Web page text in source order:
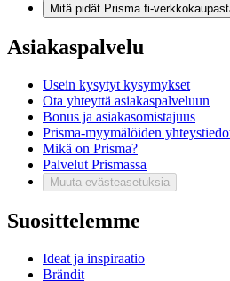
Mitä pidät Prisma.fi-
Asiakaspalvelu
Usein kysytyt kysymykset
Ota yhteyttä asiakaspalveluun
Bonus ja asiakasomistajuus
Prisma-myymälöiden
Mikä on Prisma?
Palvelut Prismassa
Muuta evästeasetuksia
Suosittelemme
Ideat ja inspiraatio
Brändit